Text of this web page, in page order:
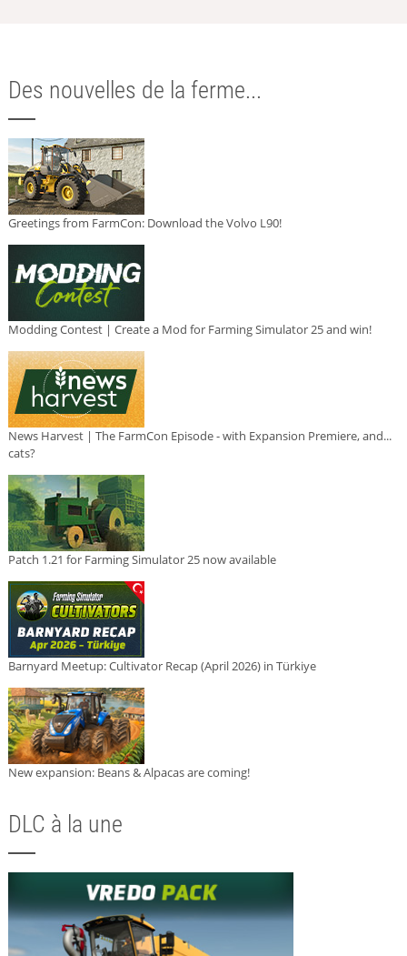
Des nouvelles de la ferme...
Greetings from FarmCon: Download the Volvo L90!
Modding Contest | Create a Mod for Farming Simulator 25 and win!
News Harvest | The FarmCon Episode - with Expansion Premiere, and...
cats?
Patch 1.21 for Farming Simulator 25 now available
Barnyard Meetup: Cultivator Recap (April 2026) in Türkiye
New expansion: Beans & Alpacas are coming!
DLC à la une